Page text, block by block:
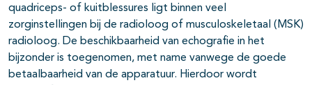
quadriceps- of kuitblessures ligt binnen veel
zorginstellingen bij de radioloog of musculoskeletaal (MSK)
radioloog. De beschikbaarheid van echografie in het
bijzonder is toegenomen, met name vanwege de goede
betaalbaarheid van de apparatuur. Hierdoor wordt